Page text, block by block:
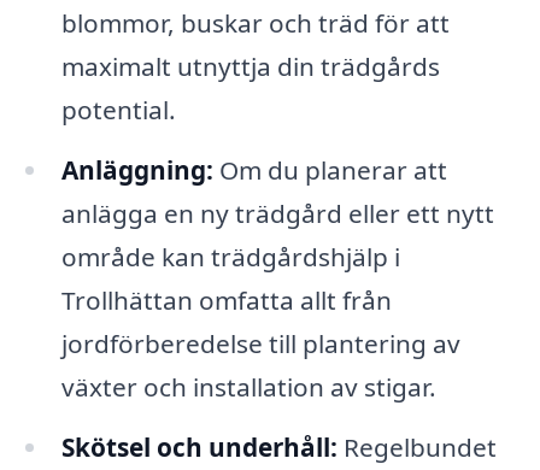
blommor, buskar och träd för att
maximalt utnyttja din trädgårds
potential.
Anläggning: Om du planerar att
anlägga en ny trädgård eller ett nytt
område kan trädgårdshjälp i
Trollhättan omfatta allt från
jordförberedelse till plantering av
växter och installation av stigar.
Skötsel och underhåll: Regelbundet